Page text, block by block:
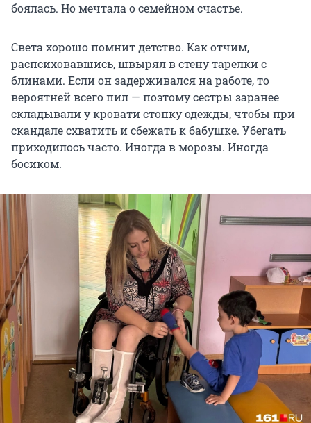
боялась. Но мечтала о семейном счастье.
Света хорошо помнит детство. Как отчим,
распсиховавшись, швырял в стену тарелки с
блинами. Если он задерживался на работе, то
вероятней всего пил — поэтому сестры заранее
складывали у кровати стопку одежды, чтобы при
скандале схватить и сбежать к бабушке. Убегать
приходилось часто. Иногда в морозы. Иногда
босиком.